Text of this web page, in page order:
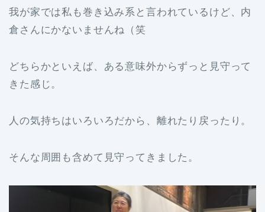
我が家では私も巻き込み系と言われているけど、内
倉さんにかないませんね（笑
どちらかといえば、ある意味外からずっと見守って
きた感じ。
人の気持ちはいろいろだから、離れたり戻ったり。
そんな周囲も含めて見守ってきました。